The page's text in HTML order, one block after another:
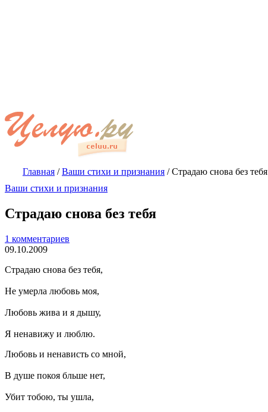
Главная /Ваши стихи и признания /Страдаю снова без тебя
Ваши стихи и признания
Страдаю снова без тебя
1 комментариев
09.10.2009
Страдаю снова без тебя,
Не умерла любовь моя,
Любовь жива и я дышу,
Я ненавижу и люблю.
Любовь и ненависть со мной,
В душе покоя бльше нет,
Убит тобою, ты ушла,